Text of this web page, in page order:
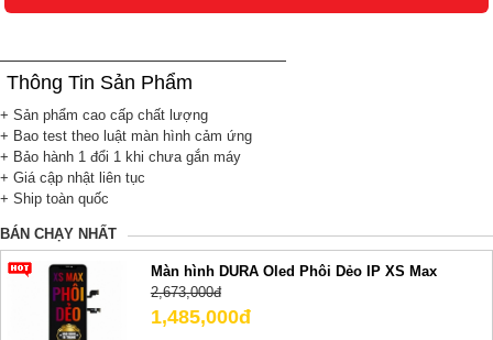
Thông Tin Sản Phẩm
+ Sản phẩm cao cấp chất lượng
+ Bao test theo luật màn hình cảm ứng
+ Bảo hành 1 đổi 1 khi chưa gắn máy
+ Giá cập nhật liên tục
+ Ship toàn quốc
BÁN CHẠY NHẤT
Màn hình DURA Oled Phôi Dẻo IP XS Max
2,673,000đ
1,485,000đ